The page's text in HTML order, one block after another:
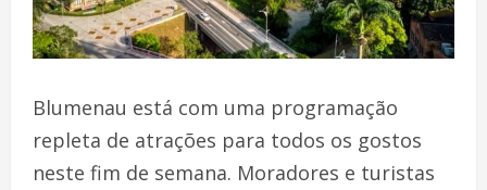
Blumenau está com uma programação
repleta de atrações para todos os gostos
neste fim de semana. Moradores e turistas